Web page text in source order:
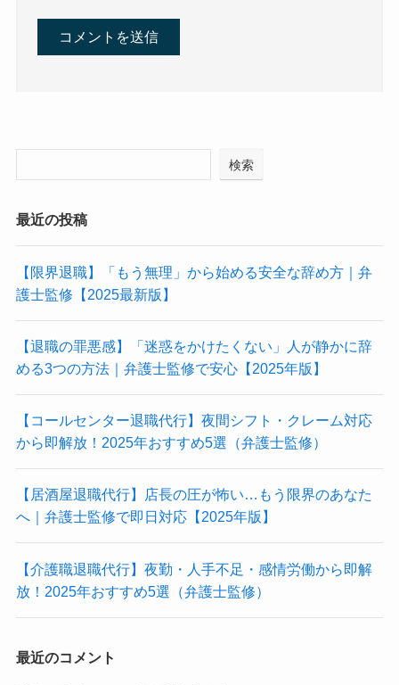
検索
最近の投稿
【限界退職】「もう無理」から始める安全な辞め方｜弁
護士監修【2025最新版】
【退職の罪悪感】「迷惑をかけたくない」人が静かに辞
める3つの方法｜弁護士監修で安心【2025年版】
【コールセンター退職代行】夜間シフト・クレーム対応
から即解放！2025年おすすめ5選（弁護士監修）
【居酒屋退職代行】店長の圧が怖い…もう限界のあなた
へ｜弁護士監修で即日対応【2025年版】
【介護職退職代行】夜勤・人手不足・感情労働から即解
放！2025年おすすめ5選（弁護士監修）
最近のコメント